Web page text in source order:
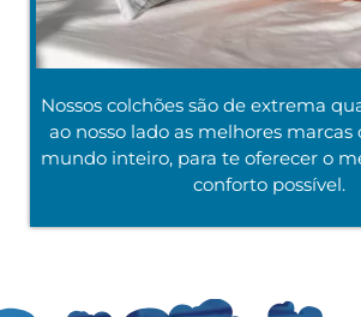
Nossos colchões são de extrema
ao nosso lado as melhores marcas
mundo inteiro, para te oferecer o
conforto possível.